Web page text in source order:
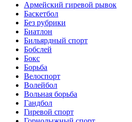
Армейский гиревой рывок
Баскетбол
Без рубрики
Биатлон
Бильярдный спорт
Бобслей
Бокс
Борьба
Велоспорт
Волейбол
Вольная борьба
Гандбол
Гиревой спорт